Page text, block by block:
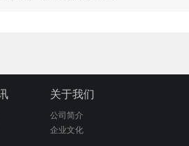
关于我们
公司简介
企业文化